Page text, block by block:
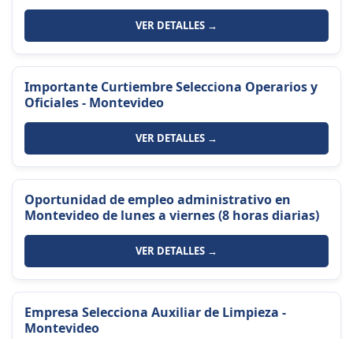
VER DETALLES →
Importante Curtiembre Selecciona Operarios y
Oficiales - Montevideo
VER DETALLES →
Oportunidad de empleo administrativo en
Montevideo de lunes a viernes (8 horas diarias)
VER DETALLES →
Empresa Selecciona Auxiliar de Limpieza -
Montevideo